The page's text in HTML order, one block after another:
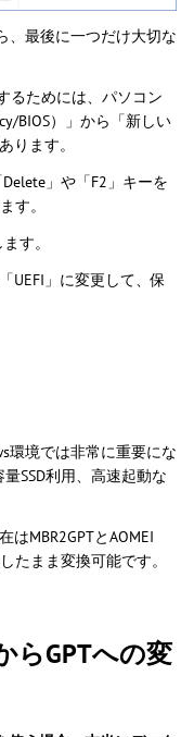
、最後に一つだけ大切な
るためには、パソコン
BIOS）」から「新しい
ります。
」や「F2」キーを
す。
す。
UEFI」に変更して、保
環境では非常に重要にな
SSD利用、高速起動な
MBR2GPTとAOMEI
たまま変換可能です。
らGPTへの変